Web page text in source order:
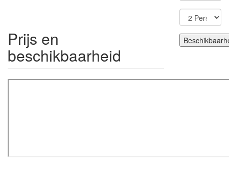
Prijs en
beschikbaarheid
×